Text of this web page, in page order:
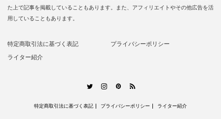
た上で記事を掲載していることもあります。また、アフィリエイトやその他広告を活
用していることもあります。
特定商取引法に基づく表記
プライバシーポリシー
ライター紹介
TwitterInstagramPinterest
RSS
特定商取引法に基づく表記 プライバシーポリシー ライター紹介